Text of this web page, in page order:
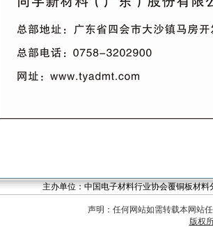
主办单位：中国电子材料行业协会覆铜板材
声明：任何网站如需转载本网站
版权